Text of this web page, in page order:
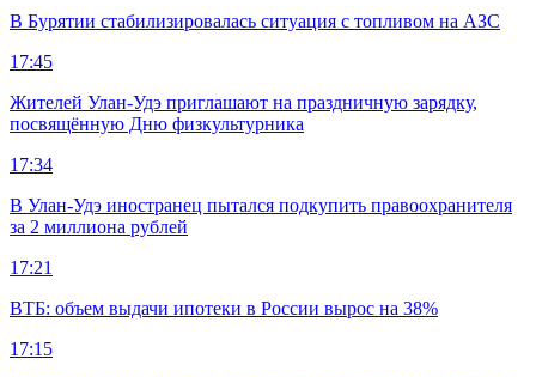
В Бурятии стабилизировалась ситуация с топливом на АЗС
17:45
Жителей Улан-Удэ приглашают на праздничную зарядку,
посвящённую Дню физкультурника
17:34
В Улан-Удэ иностранец пытался подкупить правоохранителя
за 2 миллиона рублей
17:21
ВТБ: объем выдачи ипотеки в России вырос на 38%
17:15